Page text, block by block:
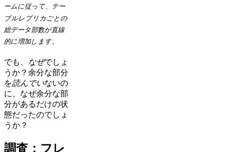
ームに従って、テー
ブルレプリカごとの
総データ部数が直線
的に増加します。
でも、 なぜでしょ
うか？余分な部分
を読んでいないの
に、なぜ余分な部
分があるだけの状
態だったのでしょ
うか？
調査：フレ